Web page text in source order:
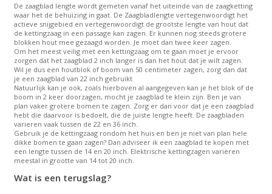
De zaagblad lengte wordt gemeten vanaf het uiteinde van de zaagketting
waar het de behuizing in gaat. De Zaagbladlengte vertegenwoordigt het
actieve snijgebied en vertegenwoordigt de grootste lengte van hout dat
de kettingzaag in een passage kan zagen. Er kunnen nog steeds grotere
blokken hout mee gezaagd worden. Je moet dan twee keer zagen.
Om het meest veilig met een kettingzaag om te gaan moet je ervoor
zorgen dat het zaagblad 2 inch langer is dan het hout dat je wilt zagen.
Wil je dus een houtblok of boom van 50 centimeter zagen, zorg dan dat
je een zaagblad van 22 inch gebruikt
Natuurlijk kan je ook, zoals hierboven al aangegeven kan je het blok of de
boom in 2 keer doorzagen, mocht je zaagblad te klein zijn. Ben je van
plan vaker grotere bomen te zagen. Zorg er dan voor dat je een zaagblad
hebt die daarvoor is bedoelt, die de juiste lengte heeft. De zaagbladen
varieren vaak tussen de 22 en 36 inch.
Gebruik je de kettingzaag rondom het huis en ben je niet van plan hele
dikke bomen te gaan zagen? Dan adviseer ik een zaagblad te kopen met
een lengte tussen de 14 en 20 inch. Elektrische kettingzagen variëren
meestal in grootte van 14 tot 20 inch.
Wat is een terugslag?